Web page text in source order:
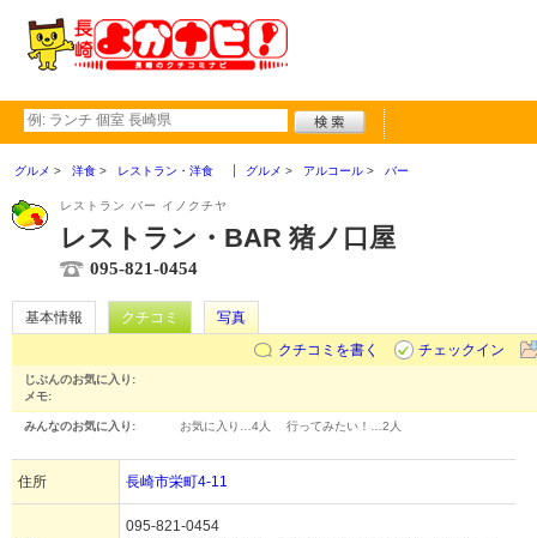
グルメ 洋食 レストラン・洋食 グルメ アルコール バー
レストラン バー イノクチヤ
レストラン・BAR 猪ノ口屋
095-821-0454
基本情報 クチコミ
写真
クチコミを書く
チェックイン
じぶんのお気に入り:
メモ:
みんなのお気に入り: お気に入り… 4人 行ってみたい！… 2人
住所 長崎市栄町4-11
095-821-0454